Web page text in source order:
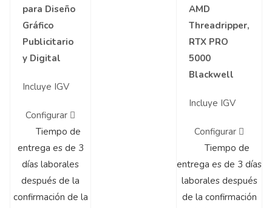
para Diseño
Gráfico
Publicitario
y Digital
Incluye IGV
Configurar
Tiempo de
entrega es de 3
días laborales
después de la
confirmación de la
AMD
Threadripper,
RTX PRO
5000
Blackwell
Incluye IGV
Configurar
Tiempo de
entrega es de 3 días
laborales después
de la confirmación